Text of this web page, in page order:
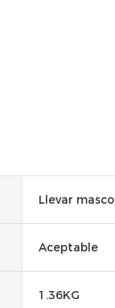
Llevar
Aceptable
1.36KG